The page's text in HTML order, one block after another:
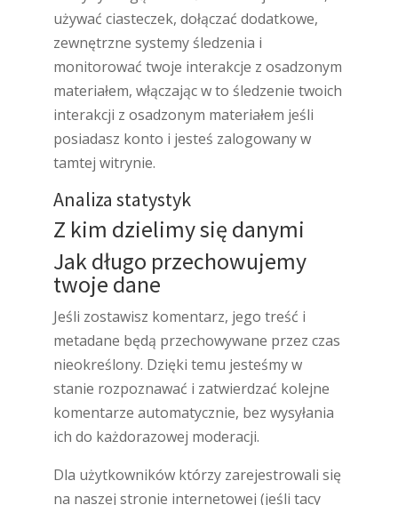
używać ciasteczek, dołączać dodatkowe,
zewnętrzne systemy śledzenia i
monitorować twoje interakcje z osadzonym
materiałem, włączając w to śledzenie twoich
interakcji z osadzonym materiałem jeśli
posiadasz konto i jesteś zalogowany w
tamtej witrynie.
Analiza statystyk
Z kim dzielimy się danymi
Jak długo przechowujemy
twoje dane
Jeśli zostawisz komentarz, jego treść i
metadane będą przechowywane przez czas
nieokreślony. Dzięki temu jesteśmy w
stanie rozpoznawać i zatwierdzać kolejne
komentarze automatycznie, bez wysyłania
ich do każdorazowej moderacji.
Dla użytkowników którzy zarejestrowali się
na naszej stronie internetowej (jeśli tacy